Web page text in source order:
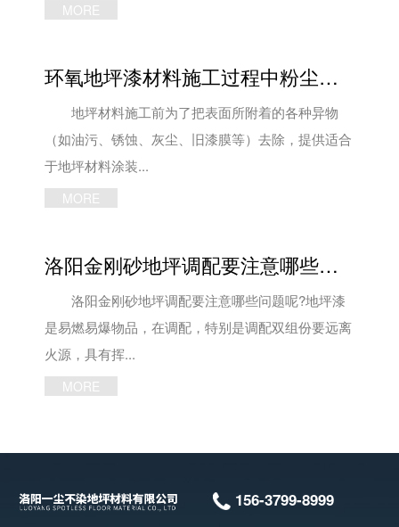
MORE
环氧地坪漆材料施工过程中粉尘的危害及防护措施
地坪材料施工前为了把表面所附着的各种异物
（如油污、锈蚀、灰尘、旧漆膜等）去除，提供适合
于地坪材料涂装...
MORE
洛阳金刚砂地坪调配要注意哪些问题
洛阳金刚砂地坪调配要注意哪些问题呢?地坪漆
是易燃易爆物品，在调配，特别是调配双组份要远离
火源，具有挥...
MORE
156-3799-8999